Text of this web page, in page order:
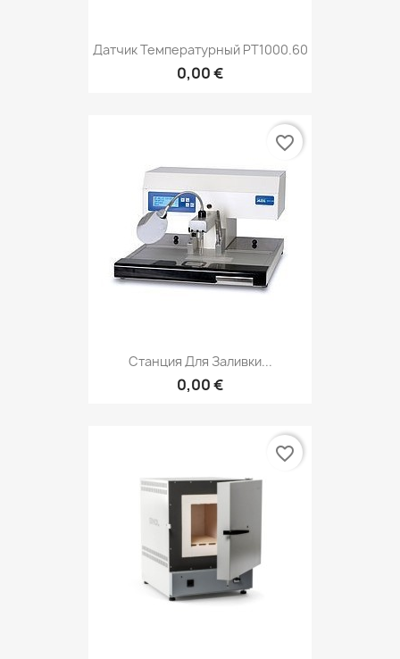
Датчик Температурный РТ1000.60
0,00 €
Станция Для Заливки...
0,00 €
favorite_border
favorite_border